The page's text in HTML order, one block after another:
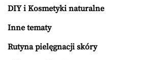
DIY i Kosmetyki naturalne
Inne tematy
Rutyna pielęgnacji skóry